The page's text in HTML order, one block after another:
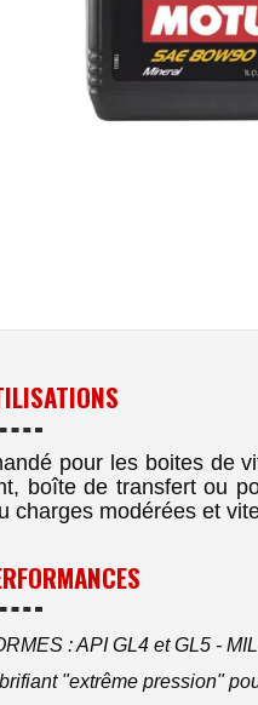
pour les boites de
boîte de transfert ou
charges modérées et
: API GL4 et GL5 -
"extrême pression"